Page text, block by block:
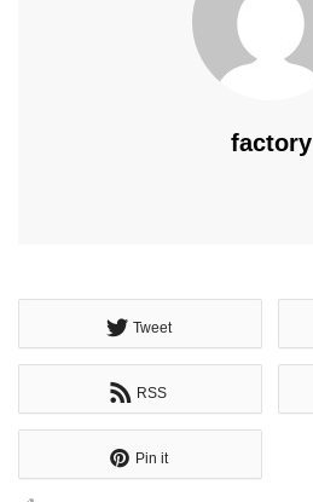
factory
Tweet
RSS
Pin it